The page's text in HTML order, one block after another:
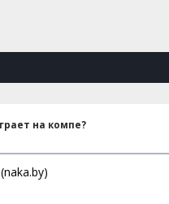
на компе?